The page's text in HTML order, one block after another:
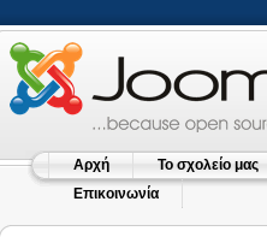
Αρχή Το σχολείο μας
Επικοινωνία